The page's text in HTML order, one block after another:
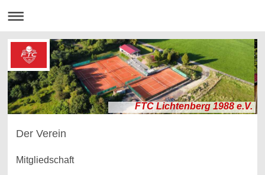
FTC Lichtenberg 1988 e.V.
Der Verein
Mitgliedschaft